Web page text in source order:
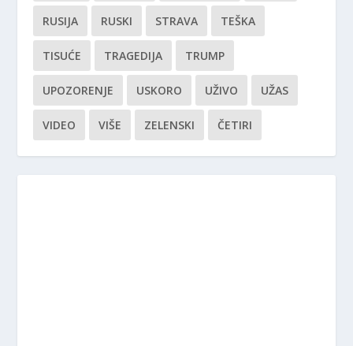
RUSIJA RUSKI STRAVA TEŠKA
TISUĆE TRAGEDIJA TRUMP
UPOZORENJE USKORO UŽIVO UŽAS
VIDEO VIŠE ZELENSKI ČETIRI